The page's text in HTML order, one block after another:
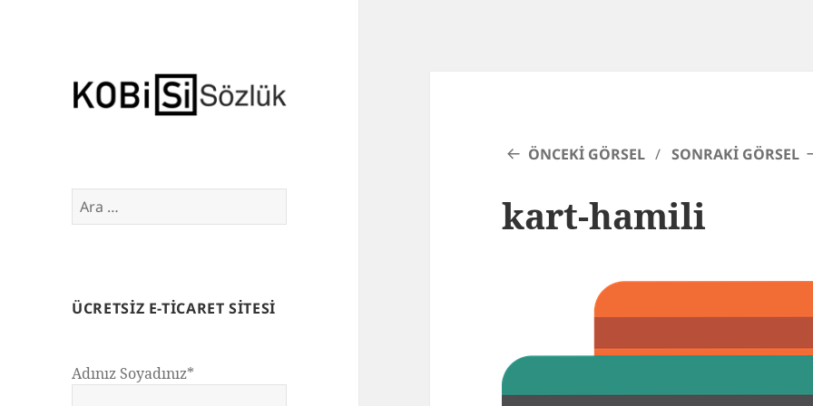
Arama:
ÜCRETSIZ E-TICARET SITESI
Adınız Soyadınız*
ÖNCEKI GÖRSEL SONRAKI GÖRSEL
kart-hamili